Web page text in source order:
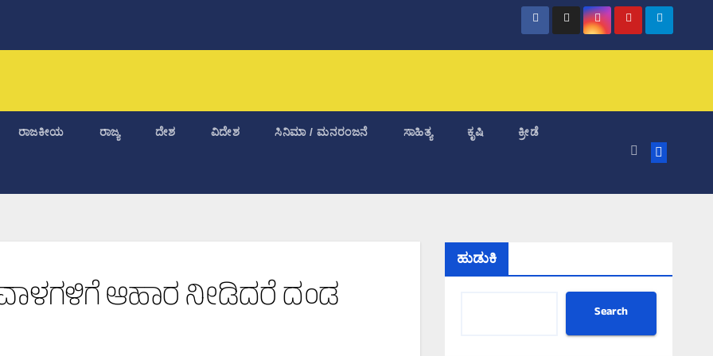
ರಾಜಕೀಯ ರಾಜ್ಯ ದೇಶ ವಿದೇಶ ಸಿನಿಮಾ / ಮನರಂಜನೆ ಸಾಹಿತ್ಯ ಕೃಷಿ ಕ್ರೀಡೆ
ಆಹಾರ ನೀಡಿದರೆ ದಂಡ
ಹುಡುಕಿ
Search